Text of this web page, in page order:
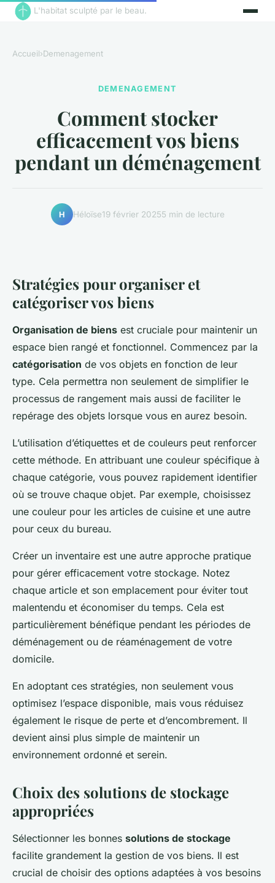
L'habitat sculpté par le beau.
Accueil›Demenagement
DEMENAGEMENT
Comment stocker
efficacement vos biens
pendant un déménagement
H Héloïse19 février 20255 min de lecture
Stratégies pour organiser et
catégoriser vos biens
Organisation de biens est cruciale pour maintenir un
espace bien rangé et fonctionnel. Commencez par la
catégorisation de vos objets en fonction de leur
type. Cela permettra non seulement de simplifier le
processus de rangement mais aussi de faciliter le
repérage des objets lorsque vous en aurez besoin.
L’utilisation d’étiquettes et de couleurs peut renforcer
cette méthode. En attribuant une couleur spécifique à
chaque catégorie, vous pouvez rapidement identifier
où se trouve chaque objet. Par exemple, choisissez
une couleur pour les articles de cuisine et une autre
pour ceux du bureau.
Créer un inventaire est une autre approche pratique
pour gérer efficacement votre stockage. Notez
chaque article et son emplacement pour éviter tout
malentendu et économiser du temps. Cela est
particulièrement bénéfique pendant les périodes de
déménagement ou de réaménagement de votre
domicile.
En adoptant ces stratégies, non seulement vous
optimisez l’espace disponible, mais vous réduisez
également le risque de perte et d’encombrement. Il
devient ainsi plus simple de maintenir un
environnement ordonné et serein.
Choix des solutions de stockage
appropriées
Sélectionner les bonnes solutions de stockage
facilite grandement la gestion de vos biens. Il est
crucial de choisir des options adaptées à vos besoins